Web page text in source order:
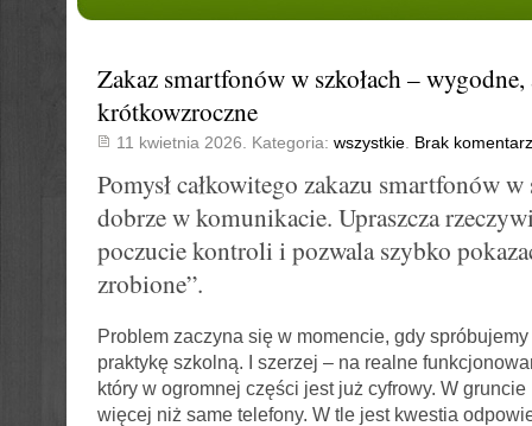
Zakaz smartfonów w szkołach – wygodne,
krótkowzroczne
11 kwietnia 2026. Kategoria:wszystkie Brak
Pomysł całkowitego zakazu smartfonów
dobrze w komunikacie. Upraszcza
poczucie kontroli i pozwala szybko
zrobione”.
Problem zaczyna się w momencie, gdy spróbujemy
praktykę szkolną. I szerzej – na realne
który w ogromnej części jest już cyfrowy. W
więcej niż same telefony. W tle jest kwestia